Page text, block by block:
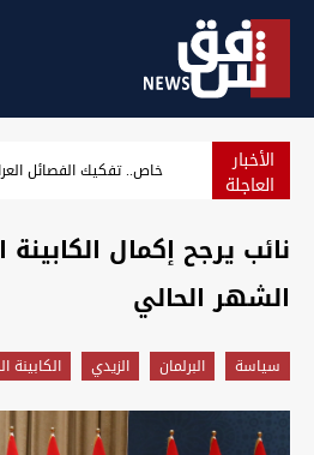
الأخبار
العاجلة مرصد: أموال صولة الفجر
نائب يرجح إكمال
الشهر الحالي
سیاسة البرلمان الزيدي الكابينة